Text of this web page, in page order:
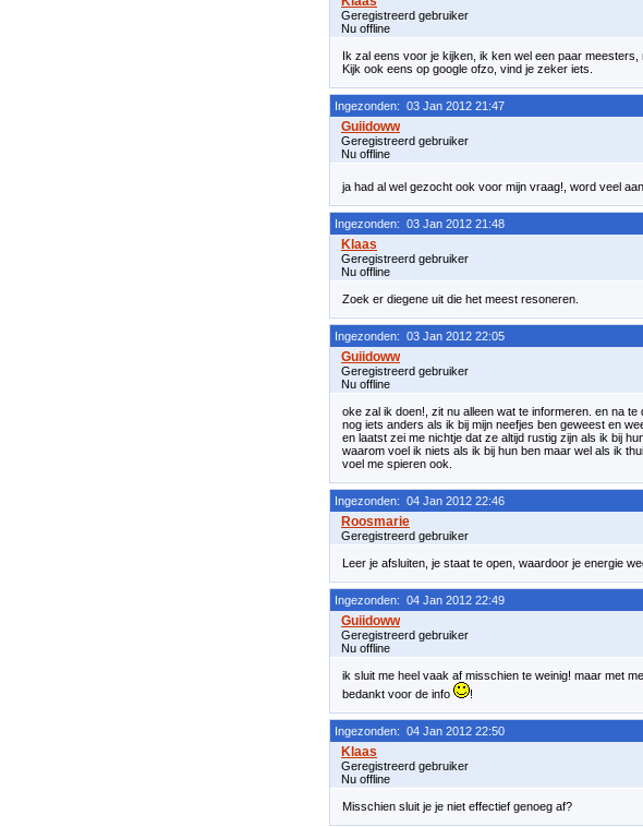
Geregistreerd gebruiker
Nu offline
Ik zal eens voor je kijken, ik ken wel een paar meesters,
Kijk ook eens op google ofzo, vind je zeker iets.
Ingezonden: 03 Jan 2012 21:47
Geregistreerd gebruiker
Nu offline
ja had al wel gezocht ook voor mijn vraag!, word veel
Ingezonden: 03 Jan 2012 21:48
Geregistreerd gebruiker
Nu offline
Zoek er diegene uit die het meest resoneren.
Ingezonden: 03 Jan 2012 22:05
Geregistreerd gebruiker
Nu offline
oke zal ik doen!, zit nu alleen wat te informeren. en na te
nog iets anders als ik bij mijn neefjes ben geweest en
en laatst zei me nichtje dat ze altijd rustig zijn als ik bij
waarom voel ik niets als ik bij hun ben maar wel als ik
voel me spieren ook.
Ingezonden: 04 Jan 2012 22:46
Geregistreerd gebruiker
Leer je afsluiten, je staat te open, waardoor je energie
Ingezonden: 04 Jan 2012 22:49
Geregistreerd gebruiker
Nu offline
ik sluit me heel vaak af misschien te weinig! maar met
bedankt voor de info
!
Ingezonden: 04 Jan 2012 22:50
Geregistreerd gebruiker
Nu offline
Misschien sluit je je niet effectief genoeg af?